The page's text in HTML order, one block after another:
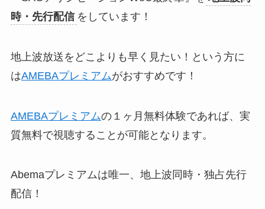
時・先行配信 をしています！
地上波放送をどこよりも早く見たい！という方に
はAMEBAプレミアムがおすすめです！
AMEBAプレミアムの１ヶ月無料体験であれば、実
質無料で視聴することが可能となります。
Abemaプレミアムは唯一、地上波同時・独占先行
配信！